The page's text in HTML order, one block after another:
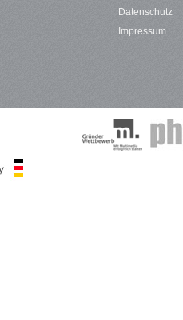
Datenschutz
Impressum